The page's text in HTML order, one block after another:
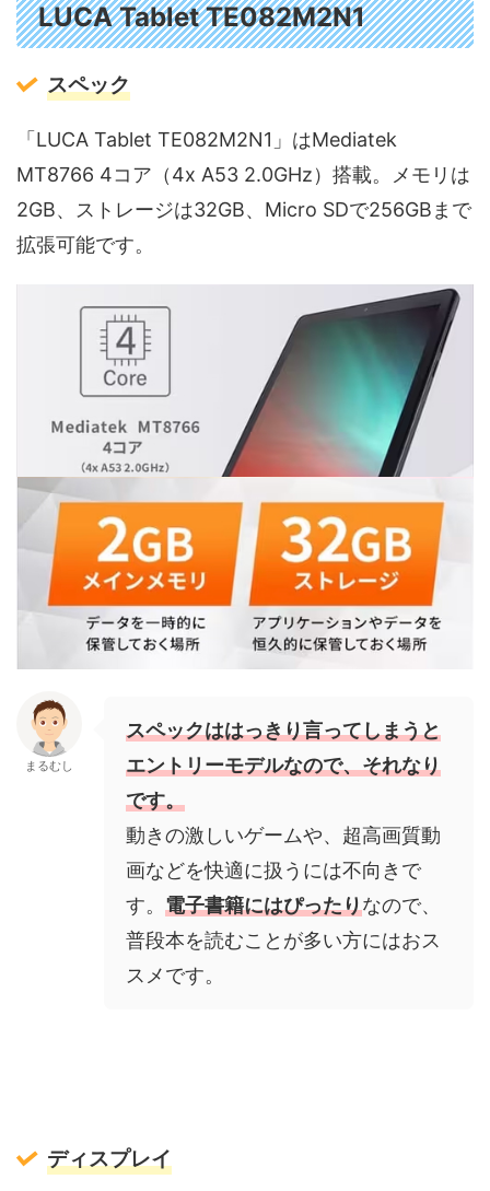
LUCA Tablet TE082M2N1
スペック
「LUCA Tablet TE082M2N1」はMediatek
MT8766 4コア（4x A53 2.0GHz）搭載。メモリは
2GB、ストレージは32GB、Micro SDで256GBまで
拡張可能です。
まるむし
スペックははっきり言ってしまうと
エントリーモデルなので、それなり
です。
動きの激しいゲームや、超高画質動
画などを快適に扱うには不向きで
す。 電子書籍にはぴったりなので、
普段本を読むことが多い方にはおス
スメです。
ディスプレイ